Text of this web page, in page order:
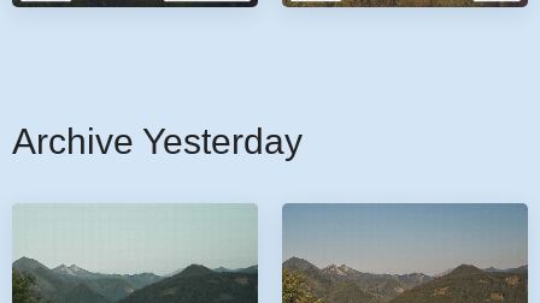
Archive Yesterday